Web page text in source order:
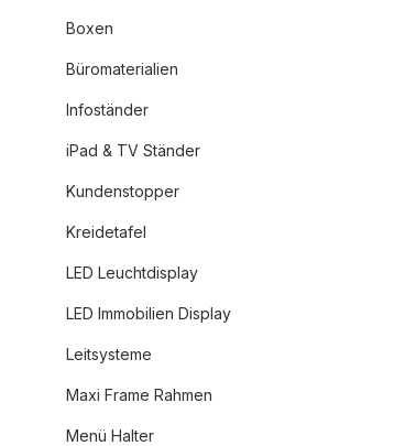
Boxen
Büromaterialien
Infoständer
iPad & TV Ständer
Kundenstopper
Kreidetafel
LED Leuchtdisplay
LED Immobilien Display
Leitsysteme
Maxi Frame Rahmen
Menü Halter